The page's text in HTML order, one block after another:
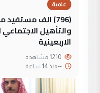
علمية
(796) الف
والتأهيل
الاربعينية
--منذ 14 ساعة